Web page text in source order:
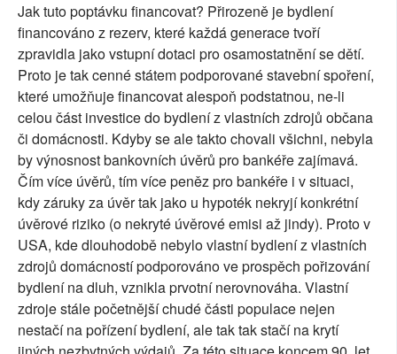
Jak tuto poptávku financovat? Přirozeně je bydlení
financováno z rezerv, které každá generace tvoří
zpravidla jako vstupní dotaci pro osamostatnění se dětí.
Proto je tak cenné státem podporované stavební spoření,
které umožňuje financovat alespoň podstatnou, ne-li
celou část investice do bydlení z vlastních zdrojů občana
či domácnosti. Kdyby se ale takto chovali všichni, nebyla
by výnosnost bankovních úvěrů pro bankéře zajímavá.
Čím více úvěrů, tím více peněz pro bankéře i v situaci,
kdy záruky za úvěr tak jako u hypoték nekryjí konkrétní
úvěrové riziko (o nekryté úvěrové emisi až jindy). Proto v
USA, kde dlouhodobě nebylo vlastní bydlení z vlastních
zdrojů domácností podporováno ve prospěch pořizování
bydlení na dluh, vznikla prvotní nerovnováha. Vlastní
zdroje stále početnější chudé části populace nejen
nestačí na pořízení bydlení, ale tak tak stačí na krytí